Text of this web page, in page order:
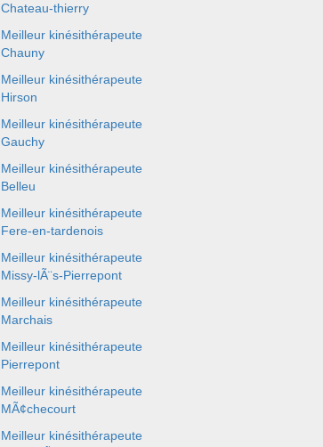
Chateau-thierry
Meilleur kinésithérapeute
Chauny
Meilleur kinésithérapeute
Hirson
Meilleur kinésithérapeute
Gauchy
Meilleur kinésithérapeute
Belleu
Meilleur kinésithérapeute
Fere-en-tardenois
Meilleur kinésithérapeute
Missy-lÃ¨s-Pierrepont
Meilleur kinésithérapeute
Marchais
Meilleur kinésithérapeute
Pierrepont
Meilleur kinésithérapeute
MÃ¢checourt
Meilleur kinésithérapeute